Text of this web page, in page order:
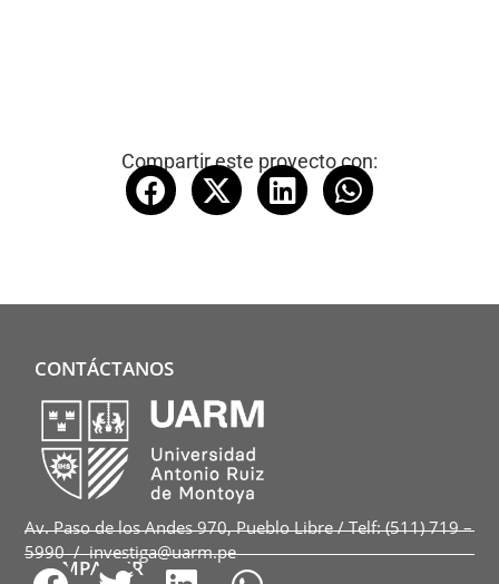
Compartir este proyecto con:
CONTÁCTANOS
Av. Paso de los Andes 970, Pueblo Libre / Telf: (511) 719 –
5990 / investiga@uarm.pe
COMPARTIR